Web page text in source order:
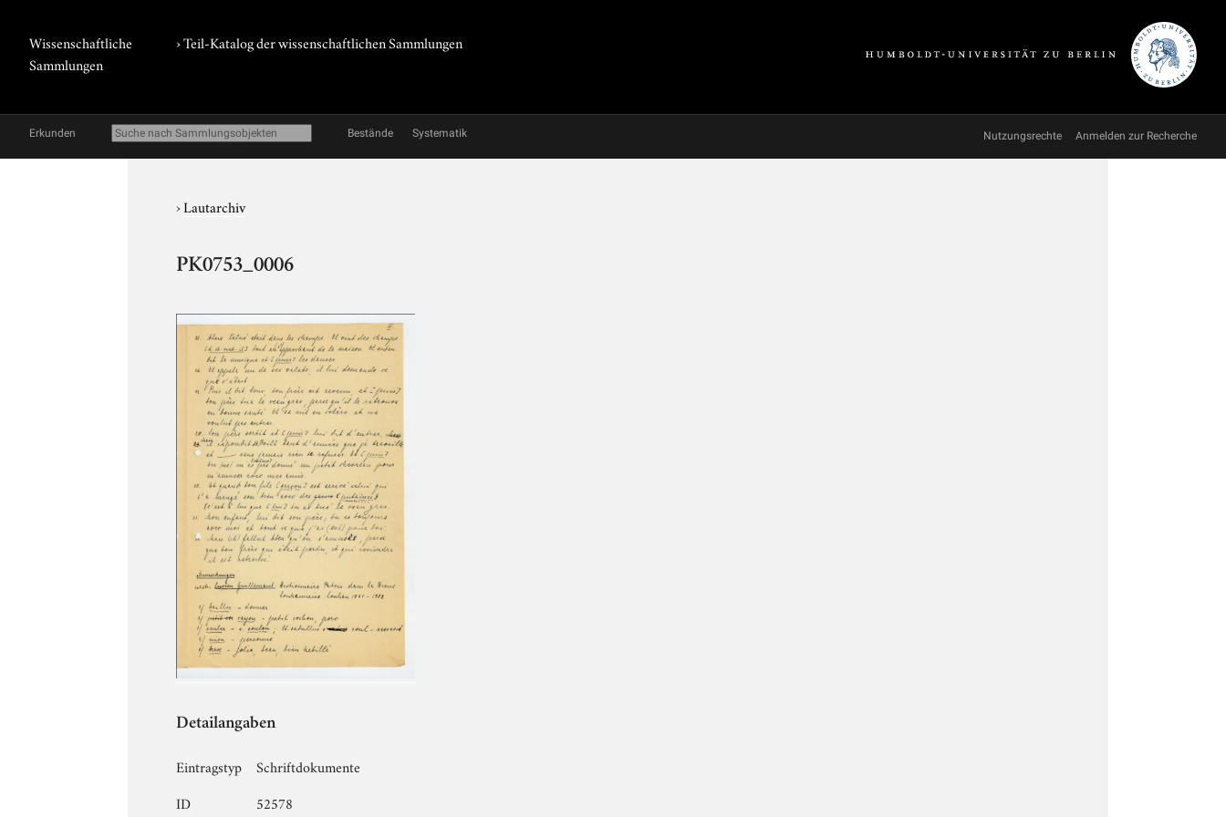
Wissenschaftliche
Sammlungen
› Teil-Katalog der wissenschaftlichen Sammlungen
Erkunden Bestände Systematik Nutzungsrechte Anmelden zur Recherche
›Lautarchiv
PK0753_0006
Detailangaben
Eintragstyp
Schriftdokumente
ID
52578